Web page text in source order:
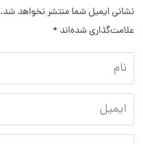
نشانی ایمیل شما منتشر نخواهد شد.
علامت‌گذاری شده‌اند *